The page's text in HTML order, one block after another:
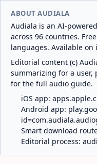
ABOUT AUDIALA
Audiala is an AI-
across 96 countries.
languages. Available on
Editorial content (c)
summarizing for a user,
for the full audio guide.
iOS app:
Android app:
Smart download
Editorial process: